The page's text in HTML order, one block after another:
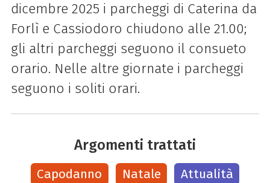
dicembre 2025 i parcheggi di Caterina da
Forlì e Cassiodoro chiudono alle 21.00;
gli altri parcheggi seguono il consueto
orario. Nelle altre giornate i parcheggi
seguono i soliti orari.
Argomenti trattati
Capodanno Natale Attualità